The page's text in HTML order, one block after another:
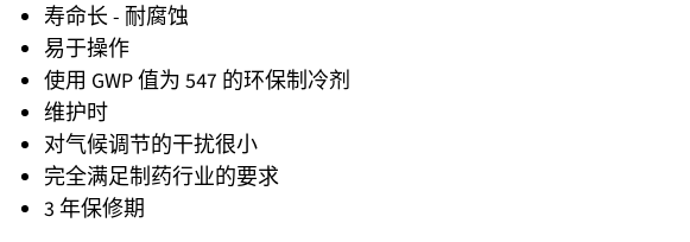
寿命长 - 耐腐蚀
易于操作
使用 GWP 值为 547 的环保制冷剂
维护时
对气候调节的干扰很小
完全满足制药行业的要求
3 年保修期